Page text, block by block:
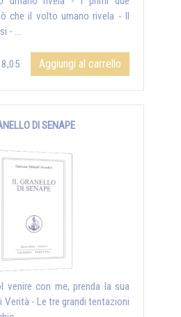
che il volto umano rivela - Il
- ...
Aggiungi al carrello
DI SENAPE
venire con me, prenda la sua
- Le tre grandi tentazioni